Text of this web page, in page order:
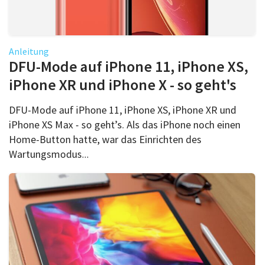
Anleitung
DFU-Mode auf iPhone 11, iPhone XS,
iPhone XR und iPhone X - so geht's
DFU-Mode auf iPhone 11, iPhone XS, iPhone XR und
iPhone XS Max - so geht’s. Als das iPhone noch einen
Home-Button hatte, war das Einrichten des
Wartungsmodus...